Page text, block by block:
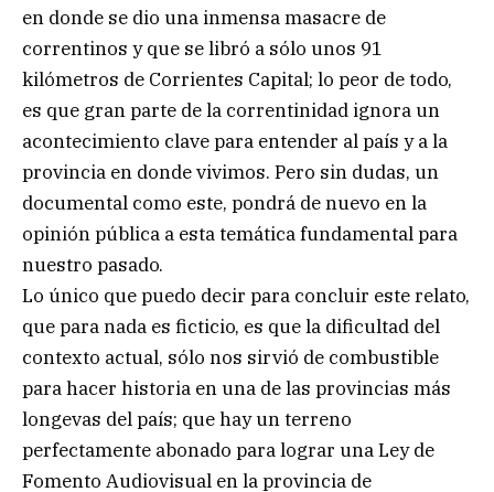
en donde se dio una inmensa masacre de
correntinos y que se libró a sólo unos 91
kilómetros de Corrientes Capital; lo peor de todo,
es que gran parte de la correntinidad ignora un
acontecimiento clave para entender al país y a la
provincia en donde vivimos. Pero sin dudas, un
documental como este, pondrá de nuevo en la
opinión pública a esta temática fundamental para
nuestro pasado.
Lo único que puedo decir para concluir este relato,
que para nada es ficticio, es que la dificultad del
contexto actual, sólo nos sirvió de combustible
para hacer historia en una de las provincias más
longevas del país; que hay un terreno
perfectamente abonado para lograr una Ley de
Fomento Audiovisual en la provincia de